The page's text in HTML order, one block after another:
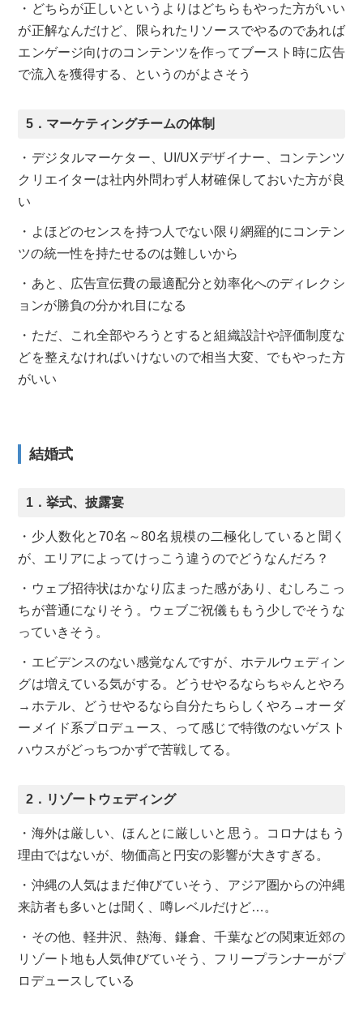
・どちらが正しいというよりはどちらもやった方がいい
が正解なんだけど、限られたリソースでやるのであれば
エンゲージ向けのコンテンツを作ってブースト時に広告
で流入を獲得する、というのがよさそう
5．マーケティングチームの体制
・デジタルマーケター、UI/UXデザイナー、コンテンツ
クリエイターは社内外問わず人材確保しておいた方が良
い
・よほどのセンスを持つ人でない限り網羅的にコンテン
ツの統一性を持たせるのは難しいから
・あと、広告宣伝費の最適配分と効率化へのディレクシ
ョンが勝負の分かれ目になる
・ただ、これ全部やろうとすると組織設計や評価制度な
どを整えなければいけないので相当大変、でもやった方
がいい
結婚式
1．挙式、披露宴
・少人数化と70名～80名規模の二極化していると聞く
が、エリアによってけっこう違うのでどうなんだろ？
・ウェブ招待状はかなり広まった感があり、むしろこっ
ちが普通になりそう。ウェブご祝儀ももう少しでそうな
っていきそう。
・エビデンスのない感覚なんですが、ホテルウェディン
グは増えている気がする。どうせやるならちゃんとやろ
→ホテル、どうせやるなら自分たちらしくやろ→オーダ
ーメイド系プロデュース、って感じで特徴のないゲスト
ハウスがどっちつかずで苦戦してる。
2．リゾートウェディング
・海外は厳しい、ほんとに厳しいと思う。コロナはもう
理由ではないが、物価高と円安の影響が大きすぎる。
・沖縄の人気はまだ伸びていそう、アジア圏からの沖縄
来訪者も多いとは聞く、噂レベルだけど…。
・その他、軽井沢、熱海、鎌倉、千葉などの関東近郊の
リゾート地も人気伸びていそう、フリープランナーがプ
ロデュースしている